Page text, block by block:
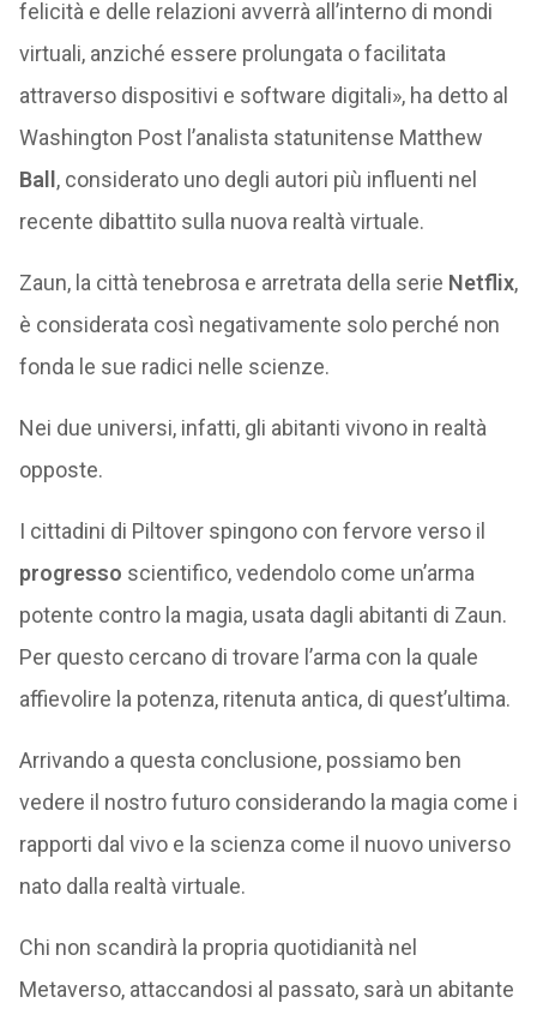
felicità e delle relazioni avverrà all’interno di mondi
virtuali, anziché essere prolungata o facilitata
attraverso dispositivi e software digitali», ha detto al
Washington Post l’analista statunitense Matthew
Ball, considerato uno degli autori più influenti nel
recente dibattito sulla nuova realtà virtuale.
Zaun, la città tenebrosa e arretrata della serie Netflix,
è considerata così negativamente solo perché non
fonda le sue radici nelle scienze.
Nei due universi, infatti, gli abitanti vivono in realtà
opposte.
I cittadini di Piltover spingono con fervore verso il
progresso scientifico, vedendolo come un’arma
potente contro la magia, usata dagli abitanti di Zaun.
Per questo cercano di trovare l’arma con la quale
affievolire la potenza, ritenuta antica, di quest’ultima.
Arrivando a questa conclusione, possiamo ben
vedere il nostro futuro considerando la magia come i
rapporti dal vivo e la scienza come il nuovo universo
nato dalla realtà virtuale.
Chi non scandirà la propria quotidianità nel
Metaverso, attaccandosi al passato, sarà un abitante